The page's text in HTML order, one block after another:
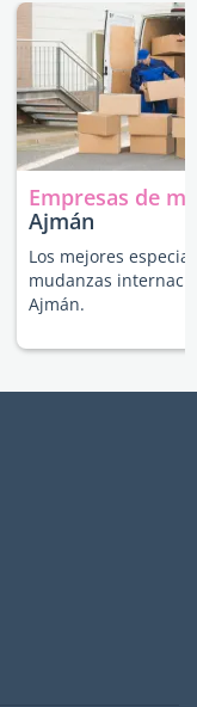
Empresas de
Ajmán
Los mejores
mudanzas
Ajmán.